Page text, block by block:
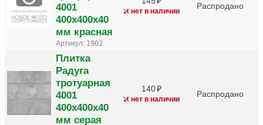
4001
400х400х40
мм красная
Артикул: 1902
нет в наличии
Распродано
Плитка
Радуга
тротуарная
4001
400х400х40
мм серая
140
нет в наличии
Распродано